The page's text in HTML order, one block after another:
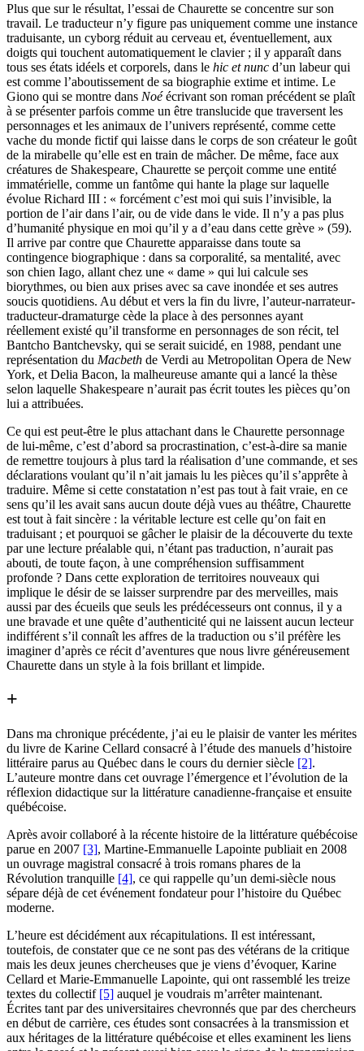
Plus que sur le résultat, l’essai de Chaurette se concentre sur son
travail. Le traducteur n’y figure pas uniquement comme une instance
traduisante, un cyborg réduit au cerveau et, éventuellement, aux
doigts qui touchent automatiquement le clavier ; il y apparaît dans
tous ses états idéels et corporels, dans le hic et nunc d’un labeur qui
est comme l’aboutissement de sa biographie extime et intime. Le
Giono qui se montre dans Noéécrivant son roman précédent se plaît
à se présenter parfois comme un être translucide que traversent les
personnages et les animaux de l’univers représenté, comme cette
vache du monde fictif qui laisse dans le corps de son créateur le goût
de la mirabelle qu’elle est en train de mâcher. De même, face aux
créatures de Shakespeare, Chaurette se perçoit comme une entité
immatérielle, comme un fantôme qui hante la plage sur laquelle
évolue Richard III : « forcément c’est moi qui suis l’invisible, la
portion de l’air dans l’air, ou de vide dans le vide. Il n’y a pas plus
d’humanité physique en moi qu’il y a d’eau dans cette grève » (59).
Il arrive par contre que Chaurette apparaisse dans toute sa
contingence biographique : dans sa corporalité, sa mentalité, avec
son chien Iago, allant chez une « dame » qui lui calcule ses
biorythmes, ou bien aux prises avec sa cave inondée et ses autres
soucis quotidiens. Au début et vers la fin du livre, l’auteur-narrateur-
traducteur-dramaturge cède la place à des personnes ayant
réellement existé qu’il transforme en personnages de son récit, tel
Bantcho Bantchevsky, qui se serait suicidé, en 1988, pendant une
représentation du Macbeth de Verdi au Metropolitan Opera de New
York, et Delia Bacon, la malheureuse amante qui a lancé la thèse
selon laquelle Shakespeare n’aurait pas écrit toutes les pièces qu’on
lui a attribuées.
Ce qui est peut-être le plus attachant dans le Chaurette personnage
de lui-même, c’est d’abord sa procrastination, c’est-à-dire sa manie
de remettre toujours à plus tard la réalisation d’une commande, et ses
déclarations voulant qu’il n’ait jamais lu les pièces qu’il s’apprête à
traduire. Même si cette constatation n’est pas tout à fait vraie, en ce
sens qu’il les avait sans aucun doute déjà vues au théâtre, Chaurette
est tout à fait sincère : la véritable lecture est celle qu’on fait en
traduisant ; et pourquoi se gâcher le plaisir de la découverte du texte
par une lecture préalable qui, n’étant pas traduction, n’aurait pas
abouti, de toute façon, à une compréhension suffisamment
profonde ? Dans cette exploration de territoires nouveaux qui
implique le désir de se laisser surprendre par des merveilles, mais
aussi par des écueils que seuls les prédécesseurs ont connus, il y a
une bravade et une quête d’authenticité qui ne laissent aucun lecteur
indifférent s’il connaît les affres de la traduction ou s’il préfère les
imaginer d’après ce récit d’aventures que nous livre généreusement
Chaurette dans un style à la fois brillant et limpide.
+
Dans ma chronique précédente, j’ai eu le plaisir de vanter les mérites
du livre de Karine Cellard consacré à l’étude des manuels d’histoire
littéraire parus au Québec dans le cours du dernier siècle [2].
L’auteure montre dans cet ouvrage l’émergence et l’évolution de la
réflexion didactique sur la littérature canadienne-française et ensuite
québécoise.
Après avoir collaboré à la récente histoire de la littérature québécoise
parue en 2007 [3], Martine-Emmanuelle Lapointe publiait en 2008
un ouvrage magistral consacré à trois romans phares de la
Révolution tranquille [4], ce qui rappelle qu’un demi-siècle nous
sépare déjà de cet événement fondateur pour l’histoire du Québec
moderne.
L’heure est décidément aux récapitulations. Il est intéressant,
toutefois, de constater que ce ne sont pas des vétérans de la critique
mais les deux jeunes chercheuses que je viens d’évoquer, Karine
Cellard et Marie-Emmanuelle Lapointe, qui ont rassemblé les treize
textes du collectif [5] auquel je voudrais m’arrêter maintenant.
Écrites tant par des universitaires chevronnés que par des chercheurs
en début de carrière, ces études sont consacrées à la transmission et
aux héritages de la littérature québécoise et elles examinent les liens